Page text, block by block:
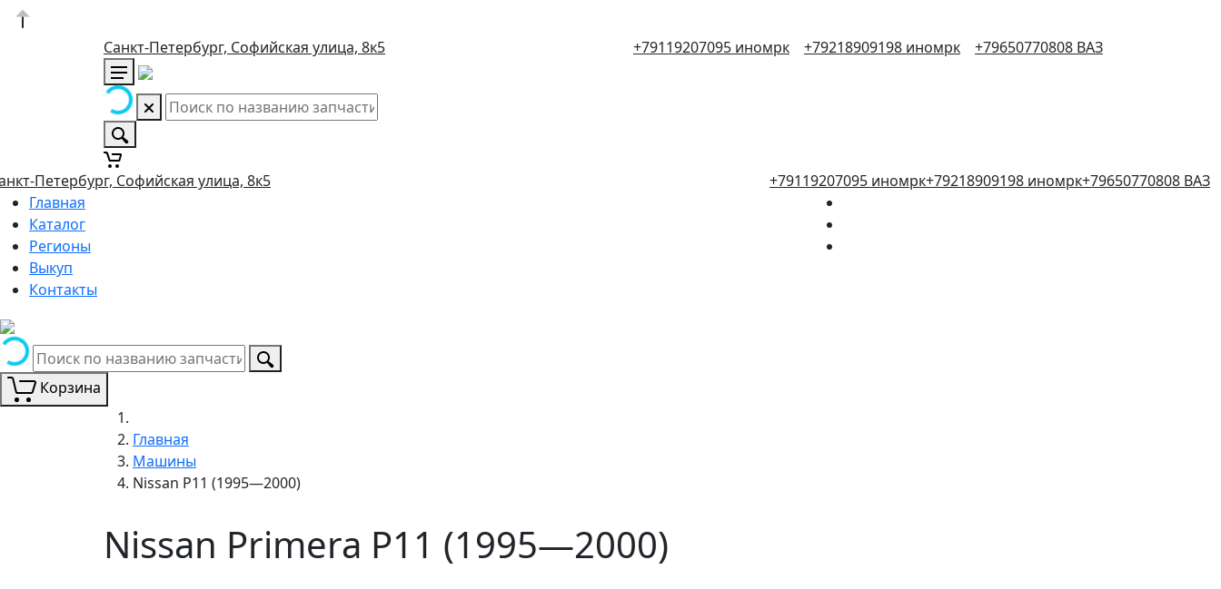
Санкт-Петербург, Софийская улица, 8к5 +79119207095 иномрк +79218909198 иномрк +79650770808 ВАЗ
Петербург, Софийская улица, 8к5 +79119207095 иномрк+79218909198 иномрк+79650770808 ВАЗ
Главная
Каталог
Регионы
Выкуп
Контакты
Корзина
Главная
Машины
Nissan P11 (1995—2000)
Nissan Primera P11 (1995—2000)